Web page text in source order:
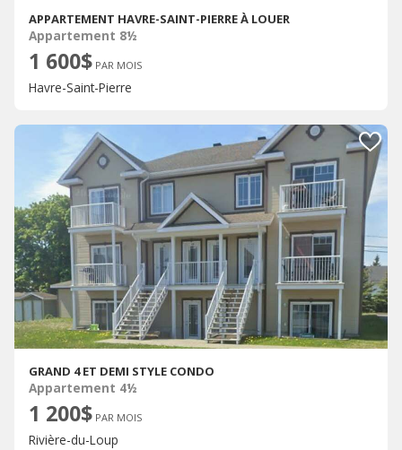
APPARTEMENT HAVRE-SAINT-PIERRE À LOUER
Appartement 8½
1 600$ PAR MOIS
Havre-Saint-Pierre
GRAND 4 ET DEMI STYLE CONDO
Appartement 4½
1 200$ PAR MOIS
Rivière-du-Loup